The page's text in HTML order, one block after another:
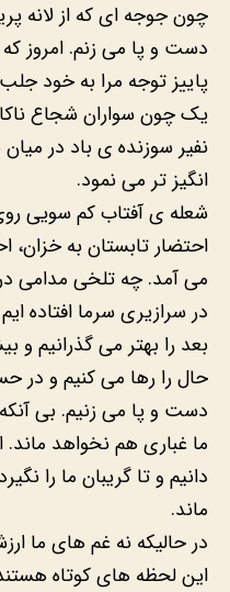
چون جوجه ای که از لانه
دست و پا می زنم. امروز
پاییز توجه مرا به خود
یک چون سواران شجاع
نفیر سوزنده ی باد در
انگیز تر می نمود.
شعله ی آفتاب کم سویی
احتضار تابستان به خزان،
می آمد. چه تلخی مدامی
در سرازیری سرما افتاده
بعد را بهتر می گذرانیم و
حال را رها می کنیم و در
دست و پا می زنیم. بی
ما غباری هم نخواهد
دانیم و تا گریبان ما را
ماند.
در حالیکه نه غم های ما
این لحظه های کوتاه